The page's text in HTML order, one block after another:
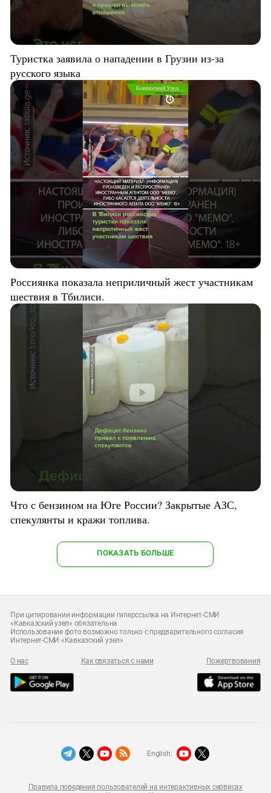
Туристка заявила о нападении в Грузии из-за
русского языка
Россиянка показала неприличный жест участникам
шествия в Тбилиси.
Что с бензином на Юге России? Закрытые АЗС,
спекулянты и кражи топлива.
ПОКАЗАТЬ БОЛЬШЕ
При цитировании информации гиперссылка на Интернет-СМИ
«Кавказский узел» обязательна
Использование фото возможно только с предварительного согласия
Интернет-СМИ «Кавказский узел»
О нас Как связаться с нами Пожертвования
Правила поведения пользователей на интерактивных сервисах
English: